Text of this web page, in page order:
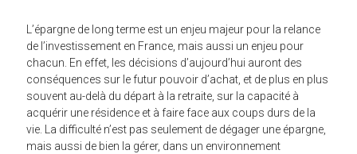
L’épargne de long terme est un enjeu majeur pour la relance
de l’investissement en France, mais aussi un enjeu pour
chacun. En effet, les décisions d’aujourd’hui auront des
conséquences sur le futur pouvoir d’achat, et de plus en plus
souvent au-delà du départ à la retraite, sur la capacité à
acquérir une résidence et à faire face aux coups durs de la
vie. La difficulté n’est pas seulement de dégager une épargne,
mais aussi de bien la gérer, dans un environnement